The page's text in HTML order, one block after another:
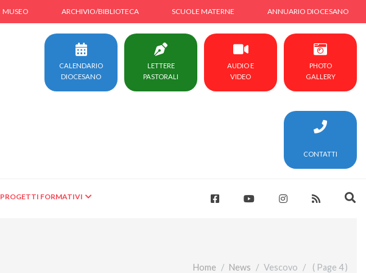
MUSEO ARCHIVIO/BIBLIOTECA SCUOLE MATERNE ANNUARIO DIOCESANO
CALENDARIO
DIOCESANO
LETTERE
PASTORALI
AUDIO E
VIDEO
PHOTO
GALLERY
CONTATTI
PROGETTI FORMATIVI
Home News Vescovo ( Page 4 )